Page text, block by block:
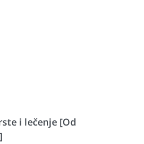
i lečenje [Od